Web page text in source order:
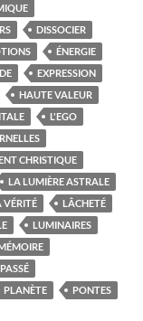
DISSOCIER
ÉNERGIE
EXPRESSION
HAUTE VALEUR
L'EGO
CHRISTIQUE
LA LUMIÈRE ASTRALE
VÉRITÉ
LÂCHETÉ
LUMINAIRES
PASSÉ
PLANÈTE
PONTES